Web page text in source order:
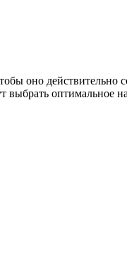
оно действительно
оптимальное